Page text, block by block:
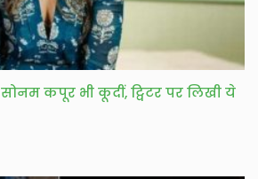
कपूर भी कूदीं, ट्विटर पर लिखी ये